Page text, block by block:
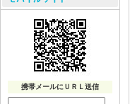
携帯メールにＵＲＬ送信